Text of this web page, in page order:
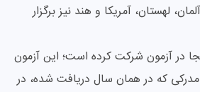
لهستان، آمریکا و هند نیز برگزار
در آزمون شرکت کرده است؛ این آزمون
که در همان سال دریافت شده، در